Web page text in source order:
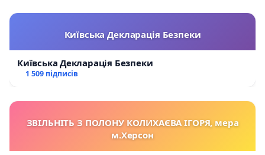
Київська Декларація Безпеки
Київська Декларація Безпеки
1 509 підписів
ЗВІЛЬНІТЬ З ПОЛОНУ КОЛИХАЄВА ІГОРЯ, мера
м.Херсон